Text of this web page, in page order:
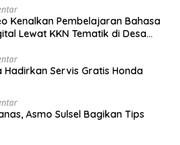
Kenalkan Pembelajaran Bahasa
Lewat KKN Tematik di Desa
Hadirkan Servis Gratis Honda
Asmo Sulsel Bagikan Tips